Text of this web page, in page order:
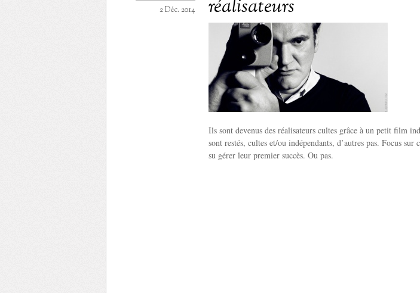
réalisateurs
2 Déc. 2014
Ils sont devenus des réalisateurs cultes grâce à un petit film
sont restés, cultes et/ou indépendants, d’autres pas. Focus sur
su gérer leur premier succès. Ou pas.